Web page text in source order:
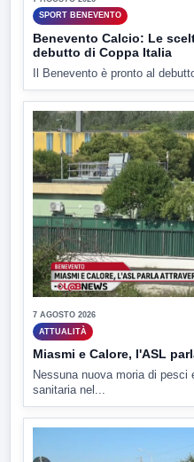
SPORT BENEVENTO
Benevento Calcio: Le
debutto di Coppa Italia
Il Benevento è pronto al
7 AGOSTO 2026
ATTUALITÀ
Miasmi e Calore, l'ASL
Nessuna nuova moria di
sanitaria nel...